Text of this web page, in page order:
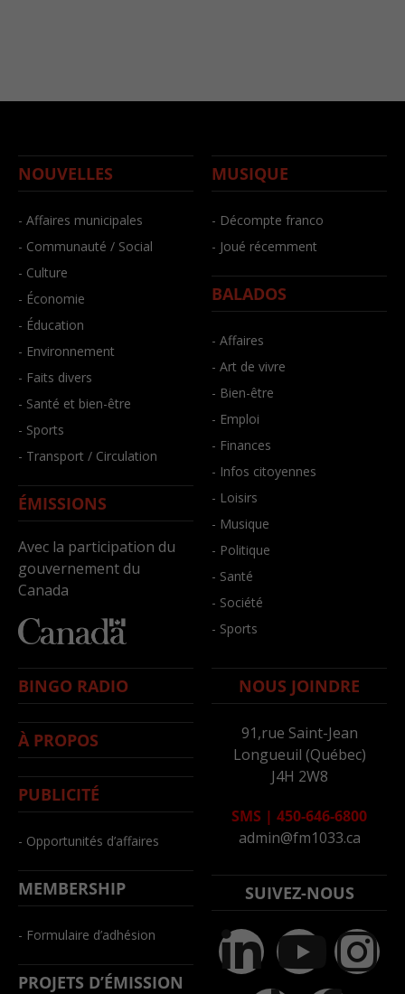
NOUVELLES
- Affaires municipales
- Communauté / Social
- Culture
- Économie
- Éducation
- Environnement
- Faits divers
- Santé et bien-être
- Sports
- Transport / Circulation
ÉMISSIONS
Avec la participation du
gouvernement du
Canada
MUSIQUE
- Décompte franco
- Joué récemment
BALADOS
- Affaires
- Art de vivre
- Bien-être
- Emploi
- Finances
- Infos citoyennes
- Loisirs
- Musique
- Politique
- Santé
- Société
- Sports
BINGO RADIO
À PROPOS
PUBLICITÉ
- Opportunités d’affaires
MEMBERSHIP
- Formulaire d’adhésion
PROJETS D’ÉMISSION
NOUS JOINDRE
91,rue Saint-Jean
Longueuil (Québec)
J4H 2W8
SMS | 450-646-6800
admin@fm1033.ca
SUIVEZ-NOUS